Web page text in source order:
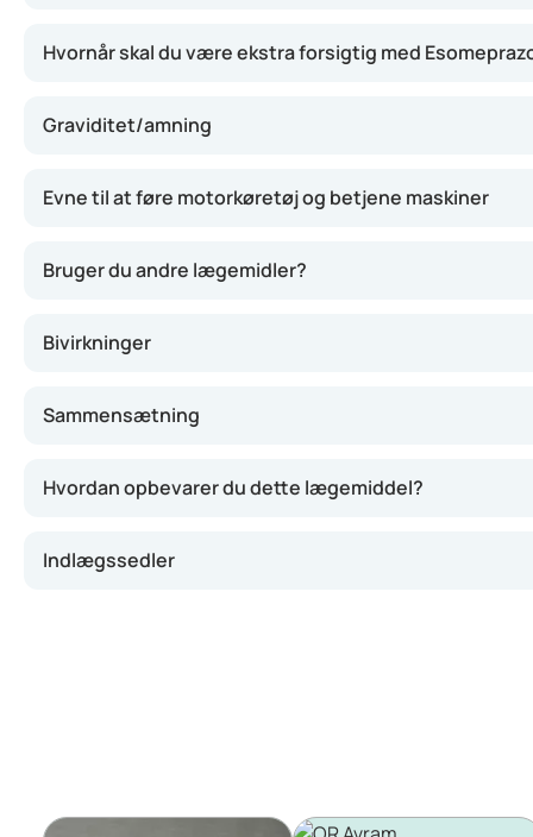
Hvornår skal du være ekstra forsigtig med
Graviditet/amning
Evne til at føre motorkøretøj og betjene maskiner
Bruger du andre lægemidler?
Bivirkninger
Sammensætning
Hvordan opbevarer du dette lægemiddel?
Indlægssedler